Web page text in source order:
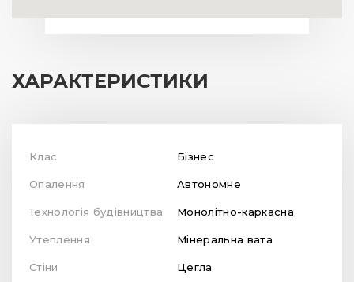
ХАРАКТЕРИСТИКИ
Клас Бізнес
Опалення Автономне
Технологія будівництва Монолітно-каркасна
Утеплення Мінеральна вата
Стіни Цегла